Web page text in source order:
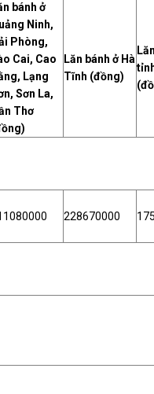
bánh ở
Ninh,
Phòng,
Cai, Cao
Lạng
Sơn La,
Thơ
Lăn bánh ở Hà
Tĩnh (đồng)
228670000